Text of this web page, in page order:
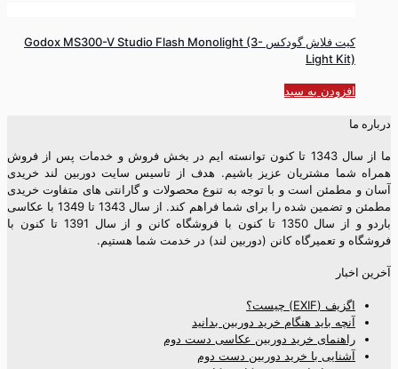
کیت فلاش گودکس Godox MS300-V Studio Flash Monolight (3-
Light Kit)
افزودن به سبد
درباره ما
ما از سال 1343 تا کنون توانسته ایم در بخش فروش و خدمات پس از فروش
همراه شما مشتریان عزیز باشیم. هدف از تاسیس سایت دوربین لند خریدی
آسان و مطمئن است و با توجه به تنوع محصولات و گارانتی های متفاوت خریدی
مطمئن و تضمین شده را برای شما فراهم کند. از سال 1343 تا 1349 با عکاسی
باردو و از سال 1350 تا کنون با فروشگاه کانن و از سال 1391 تا کنون با
فروشگاه و تعمیرگاه کانن (دوربین لند) در خدمت شما هستیم.
آخرین اخبار
اگزیف (EXIF) چیست؟
آنچه باید هنگام خرید دوربین بدانید
راهنمای خرید دوربین عکاسی دست دوم
آشنایی با خرید دوربین دست دوم